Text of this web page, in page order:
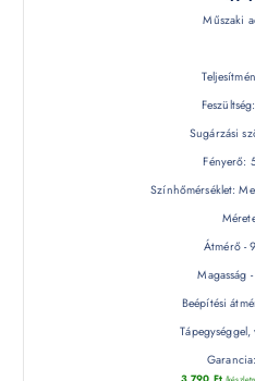
Műszaki
Sugárzási
Fényerő:
Színhőmérséklet:
Átmérő -
Magasság
Beépítési
Tápegységgel,